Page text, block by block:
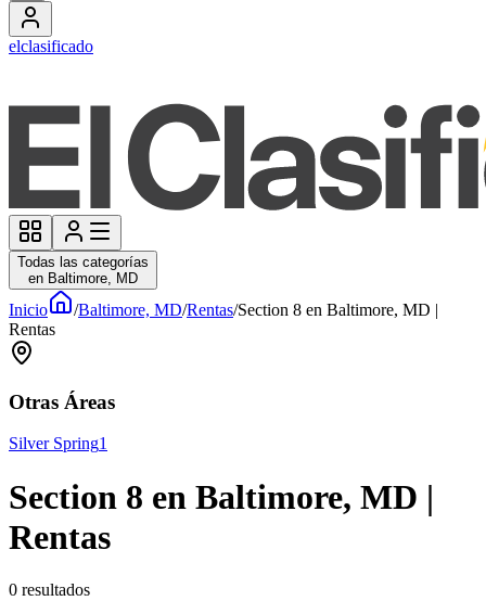
elclasificado
Todas las categorías
en Baltimore, MD
Inicio /Baltimore, MD/Rentas/Section 8 en Baltimore, MD |
Rentas
Otras Áreas
Silver Spring1
Section 8 en Baltimore, MD |
Rentas
0 resultados